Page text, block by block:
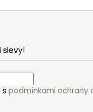
slevy!
s podmínkami ochrany